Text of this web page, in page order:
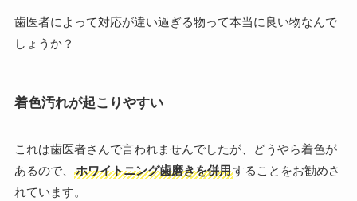
歯医者によって対応が違い過ぎる物って本当に良い物なんで
しょうか？
着色汚れが起こりやすい
これは歯医者さんで言われませんでしたが、どうやら着色が
あるので、
ホワイトニング歯磨きを併用することをお勧めさ
れています。